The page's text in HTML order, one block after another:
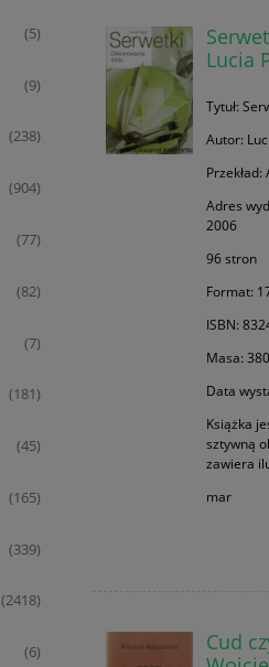
(5)
(9)
(238)
(904)
(77)
(82)
(7)
(181)
(45)
(165)
(339)
(2418)
(6)
Lucia
Tytuł:
Autor:
Adres
2006
96 stron
Format:
ISBN:
Masa:
Data
Książka
sztywną
zawiera
mar
Cud